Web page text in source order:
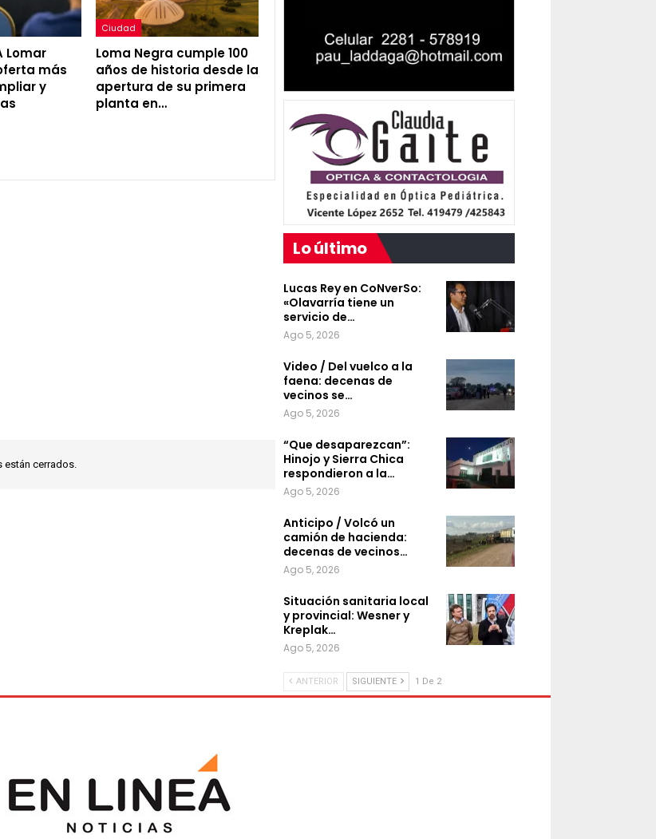
Lomar
más
y
Ciudad
Loma Negra cumple 100
años de historia desde la
apertura de su primera
planta en…
cerrados.
Lo último
Lucas Rey en CoNverSo:
«Olavarría tiene un
servicio de…
Ago 5, 2026
Video / Del vuelco a la
faena: decenas de
vecinos se…
Ago 5, 2026
“Que desaparezcan”:
Hinojo y Sierra Chica
respondieron a la…
Ago 5, 2026
Anticipo / Volcó un
camión de hacienda:
decenas de vecinos…
Ago 5, 2026
Situación sanitaria local
y provincial: Wesner y
Kreplak…
Ago 5, 2026
ANTERIOR SIGUIENTE 1 De 2